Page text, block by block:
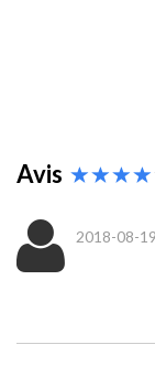
Avis
2018-08-